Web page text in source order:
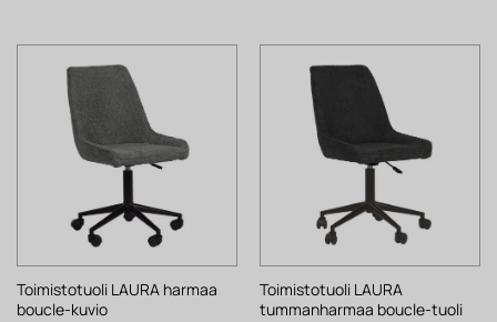
Toimistotuoli LAURA harmaa
boucle-kuvio
Toimistotuoli LAURA
tummanharmaa boucle-tuoli